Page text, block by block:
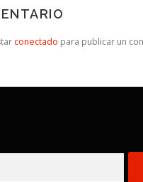
conectado para publicar un